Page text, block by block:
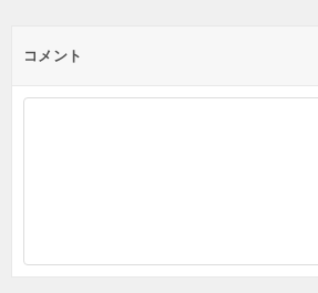
コメント